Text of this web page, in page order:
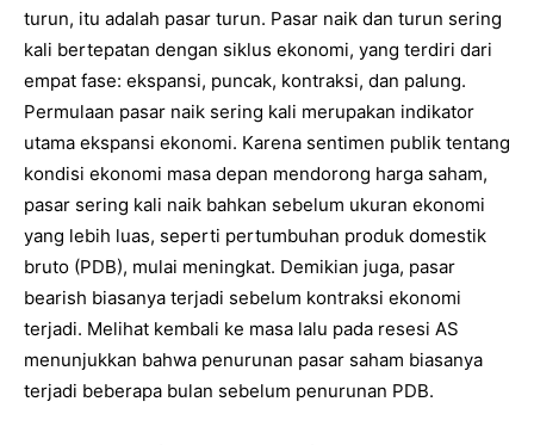
turun, itu adalah pasar turun. Pasar naik dan turun sering
kali bertepatan dengan siklus ekonomi, yang terdiri dari
empat fase: ekspansi, puncak, kontraksi, dan palung.
Permulaan pasar naik sering kali merupakan indikator
utama ekspansi ekonomi. Karena sentimen publik tentang
kondisi ekonomi masa depan mendorong harga saham,
pasar sering kali naik bahkan sebelum ukuran ekonomi
yang lebih luas, seperti pertumbuhan produk domestik
bruto (PDB), mulai meningkat. Demikian juga, pasar
bearish biasanya terjadi sebelum kontraksi ekonomi
terjadi. Melihat kembali ke masa lalu pada resesi AS
menunjukkan bahwa penurunan pasar saham biasanya
terjadi beberapa bulan sebelum penurunan PDB.